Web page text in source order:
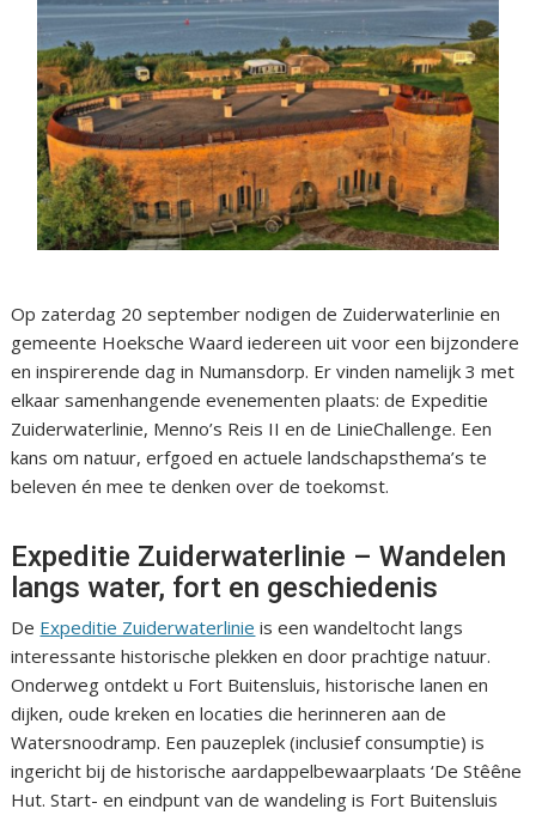
Op zaterdag 20 september nodigen de Zuiderwaterlinie en
gemeente Hoeksche Waard iedereen uit voor een bijzondere
en inspirerende dag in Numansdorp. Er vinden namelijk 3 met
elkaar samenhangende evenementen plaats: de Expeditie
Zuiderwaterlinie, Menno’s Reis II en de LinieChallenge. Een
kans om natuur, erfgoed en actuele landschapsthema’s te
beleven én mee te denken over de toekomst.
Expeditie Zuiderwaterlinie – Wandelen
langs water, fort en geschiedenis
De Expeditie Zuiderwaterlinie is een wandeltocht langs
interessante historische plekken en door prachtige natuur.
Onderweg ontdekt u Fort Buitensluis, historische lanen en
dijken, oude kreken en locaties die herinneren aan de
Watersnoodramp. Een pauzeplek (inclusief consumptie) is
ingericht bij de historische aardappelbewaarplaats ‘De Stêêne
Hut. Start- en eindpunt van de wandeling is Fort Buitensluis